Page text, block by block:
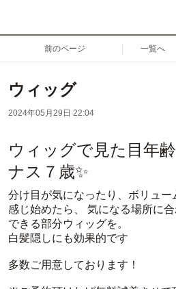
前のページ 一覧へ
ウィッグ
2024年05月29日 22:04
ウィッグで見た
ナス７歳✨
分け目が気になったり、ボリュー
感じ始めたら、 気になる場所に
できる部分ウィッグを。
白髪隠しにも効果的です
多数ご用意しております！